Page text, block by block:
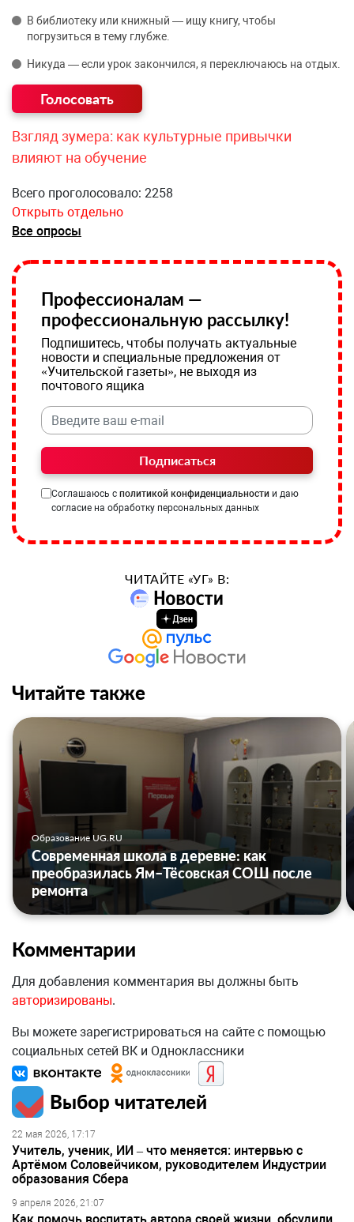
В библиотеку или книжный — ищу книгу, чтобы
погрузиться в тему глубже.
Никуда — если урок закончился, я переключаюсь на отдых.
Взгляд зумера: как культурные привычки
влияют на обучение
Всего проголосовало: 2258
Открыть отдельно
Все опросы
Профессионалам —
профессиональную рассылку!
Подпишитесь, чтобы получать актуальные
новости и специальные предложения от
«Учительской газеты», не выходя из
почтового ящика
Подписаться
Соглашаюсь с политикой конфиденциальности и даю
согласие на обработку персональных данных
ЧИТАЙТЕ «УГ» В:
Читайте также
Образование UG.RU
Современная школа в деревне: как
преобразилась Ям–Тёсовская СОШ после
ремонта
Комментарии
Для добавления комментария вы должны быть
авторизированы.
Вы можете зарегистрироваться на сайте с помощью
социальных сетей ВК и Одноклассники
Выбор читателей
22 мая 2026, 17:17
Учитель, ученик, ИИ – что меняется: интервью с
Артёмом Соловейчиком, руководителем Индустрии
образования Сбера
9 апреля 2026, 21:07